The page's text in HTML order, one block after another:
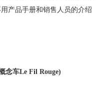
产品手册和销售人员的介绍
念车Le Fil Rouge)